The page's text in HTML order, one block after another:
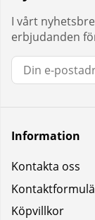
I vårt
erbjudanden
E-post:
Information
Kontakta oss
Köpvillkor